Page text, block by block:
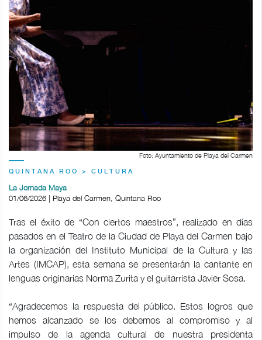
Foto: Ayuntamiento de Playa del Carmen
QUINTANA ROO > CULTURA
La Jornada Maya
01/06/2026 | Playa del Carmen, Quintana Roo
Tras el éxito de “Con ciertos maestros”, realizado en días
pasados en el Teatro de la Ciudad de Playa del Carmen bajo
la organización del Instituto Municipal de la Cultura y las
Artes (IMCAP), esta semana se presentarán la cantante en
lenguas originarias Norma Zurita y el guitarrista Javier Sosa.
“Agradecemos la respuesta del público. Estos logros que
hemos alcanzado se los debemos al compromiso y al
impulso de la agenda cultural de nuestra presidenta